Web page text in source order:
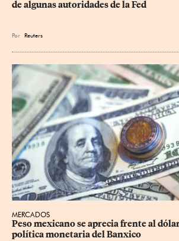
de algunas autoridades de la Fed
Por Reuters
MERCADOS
Peso mexicano se aprecia frente al
política monetaria del Banxico